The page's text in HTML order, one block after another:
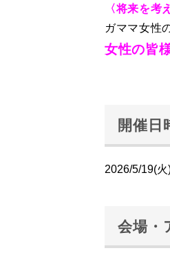
〈将来を
ガママ女性
女性の皆
開催日
2026/5/19(
会場・